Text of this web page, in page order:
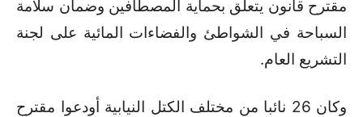
مقترح قانون يتعلق بحماية المصطافين وضمان سلامة
السباحة في الشواطئ والفضاءات المائية على لجنة
التشريع العام.
وكان 26 نائبا من مختلف الكتل النيابية أودعوا مقترح